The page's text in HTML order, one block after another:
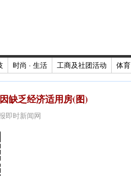
时尚 · 生活 工商及社团活动 体育
缺乏经济适用房(图)
即时新闻网